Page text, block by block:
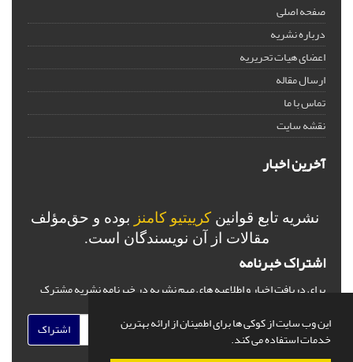
این وب سایت از کوکی ها برای اطمینان از ارائه بهترین
خدمات استفاده می کند.
صفحه اصلی
درباره نشریه
اعضای هیات تحریریه
ارسال مقاله
تماس با ما
نقشه سایت
آخرین اخبار
نشریه تابع قوانین کرییتیو کامنز بوده و حق‌مؤلف
مقالات از آن نویسندگان است.
اشتراک خبرنامه
برای دریافت اخبار و اطلاعیه های مهم نشریه در خبرنامه نشریه مشترک
اشتراک